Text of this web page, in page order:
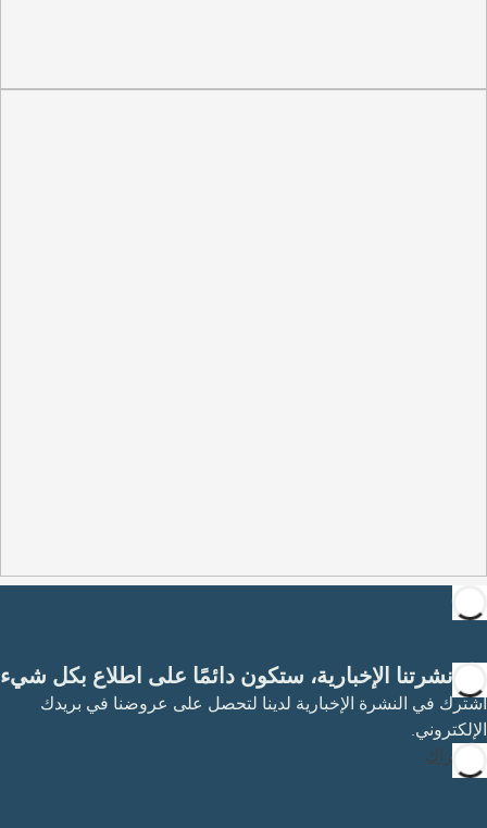
مع نشرتنا الإخبارية، ستكون دائمًا على اطلاع بكل شيء
اشترك في النشرة الإخبارية لدينا لتحصل على عروضنا في بريدك
الإلكتروني.
الاشتراك